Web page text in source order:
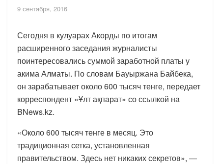
9 сентября, 2016
Сегодня в кулуарах Акорды по итогам
расширенного заседания журналисты
поинтересовались суммой заработной платы у
акима Алматы. По словам Бауыржана Байбека,
он зарабатывает около 600 тысяч тенге, передает
корреспондент «Ұлт ақпарат» со ссылкой на
BNews.kz.
«Около 600 тысяч тенге в месяц. Это
традиционная сетка, установленная
правительством. Здесь нет никаких секретов», —